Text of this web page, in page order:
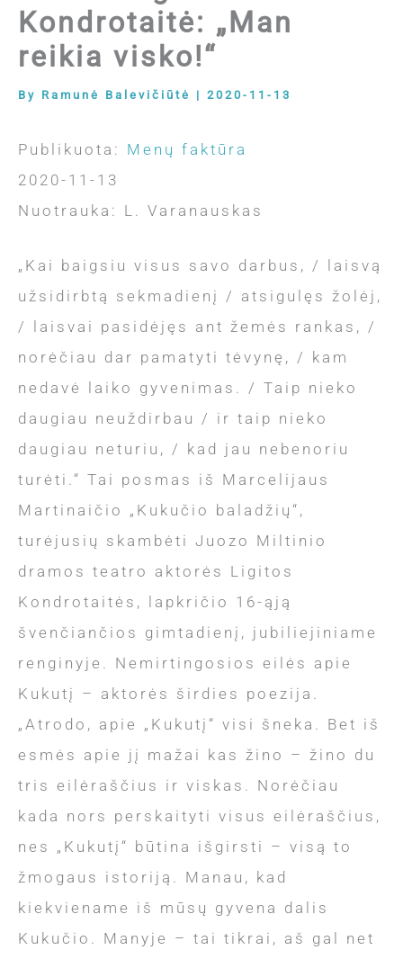
Kondrotaitė: „Man
reikia visko!“
By Ramunė Balevičiūtė | 2020-11-13
Publikuota: Menų faktūra
2020-11-13
Nuotrauka: L. Varanauskas
„Kai baigsiu visus savo darbus, / laisvą
užsidirbtą sekmadienį / atsigulęs žolėj,
/ laisvai pasidėjęs ant žemės rankas, /
norėčiau dar pamatyti tėvynę, / kam
nedavė laiko gyvenimas. / Taip nieko
daugiau neuždirbau / ir taip nieko
daugiau neturiu, / kad jau nebenoriu
turėti.“ Tai posmas iš Marcelijaus
Martinaičio „Kukučio baladžių“,
turėjusių skambėti Juozo Miltinio
dramos teatro aktorės Ligitos
Kondrotaitės, lapkričio 16-ąją
švenčiančios gimtadienį, jubiliejiniame
renginyje. Nemirtingosios eilės apie
Kukutį – aktorės širdies poezija.
„Atrodo, apie „Kukutį“ visi šneka. Bet iš
esmės apie jį mažai kas žino – žino du
tris eilėraščius ir viskas. Norėčiau
kada nors perskaityti visus eilėraščius,
nes „Kukutį“ būtina išgirsti – visą to
žmogaus istoriją. Manau, kad
kiekviename iš mūsų gyvena dalis
Kukučio. Manyje – tai tikrai, aš gal net